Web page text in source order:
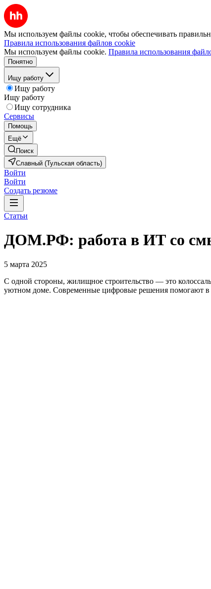
Мы используем файлы cookie, чтобы обеспечивать
Правила использования файлов cookie
Мы используем файлы cookie. Правила использования
Понятно
Ищу работу
Ищу работу
Ищу работу
Ищу сотрудника
Сервисы
Помощь
Ещё
Поиск
Славный (Тульская область)
Войти
Войти
Создать резюме
Статьи
ДОМ.РФ: работа в ИТ со
5 марта 2025
С одной стороны, жилищное строительство — это
уютном доме. Современные цифровые решения помогают в